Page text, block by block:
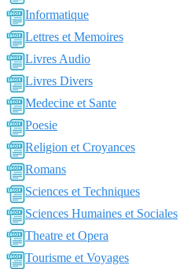
Informatique
Lettres et Memoires
Livres Audio
Livres Divers
Medecine et Sante
Poesie
Religion et Croyances
Romans
Sciences et Techniques
Sciences Humaines et Sociales
Theatre et Opera
Tourisme et Voyages